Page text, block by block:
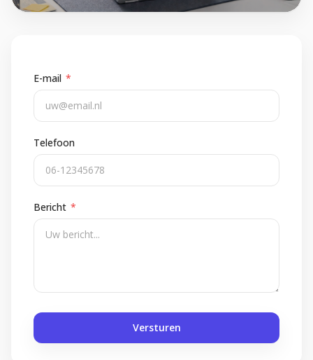
E-mail *
Telefoon
Bericht *
Versturen